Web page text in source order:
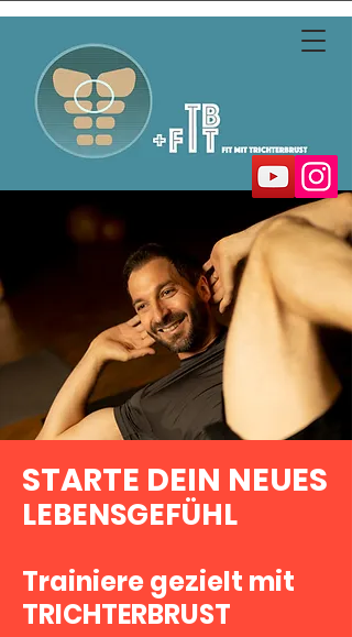
STARTE DEIN NEUES
LEBENSGEFÜHL
Trainiere gezielt mit
TRICHTERBRUST